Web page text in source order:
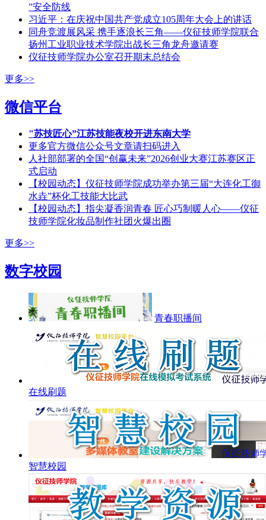
”安全防线
习近平：在庆祝中国共产党成立105周年大会上的讲话
同舟竞渡展风采 携手逐浪长三角——仪征技师学院联合
扬州工业职业技术学院出战长三角龙舟邀请赛
仪征技师学院办公室召开期末总结会
更多>>
微信平台
"苏技匠心”江苏技能夜校开进东南大学
更多官方微信公众号文章请扫码进入
人社部部署的全国“创赢未来”2026创业大赛江苏赛区正
式启动
【校园动态】仪征技师学院成功举办第三届“大连化工御
水垚”杯化工技能大比武
【校园动态】指尖凝香润青春 匠心巧制暖人心——仪征
技师学院化妆品制作社团火爆出圈
更多>>
数字校园
青春职播间
在线刷题
智慧校园